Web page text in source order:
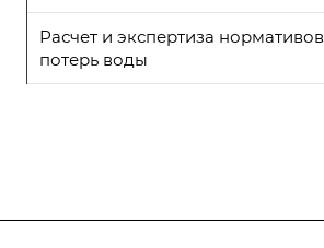
Расчет и экспертиза нормативов
потерь воды